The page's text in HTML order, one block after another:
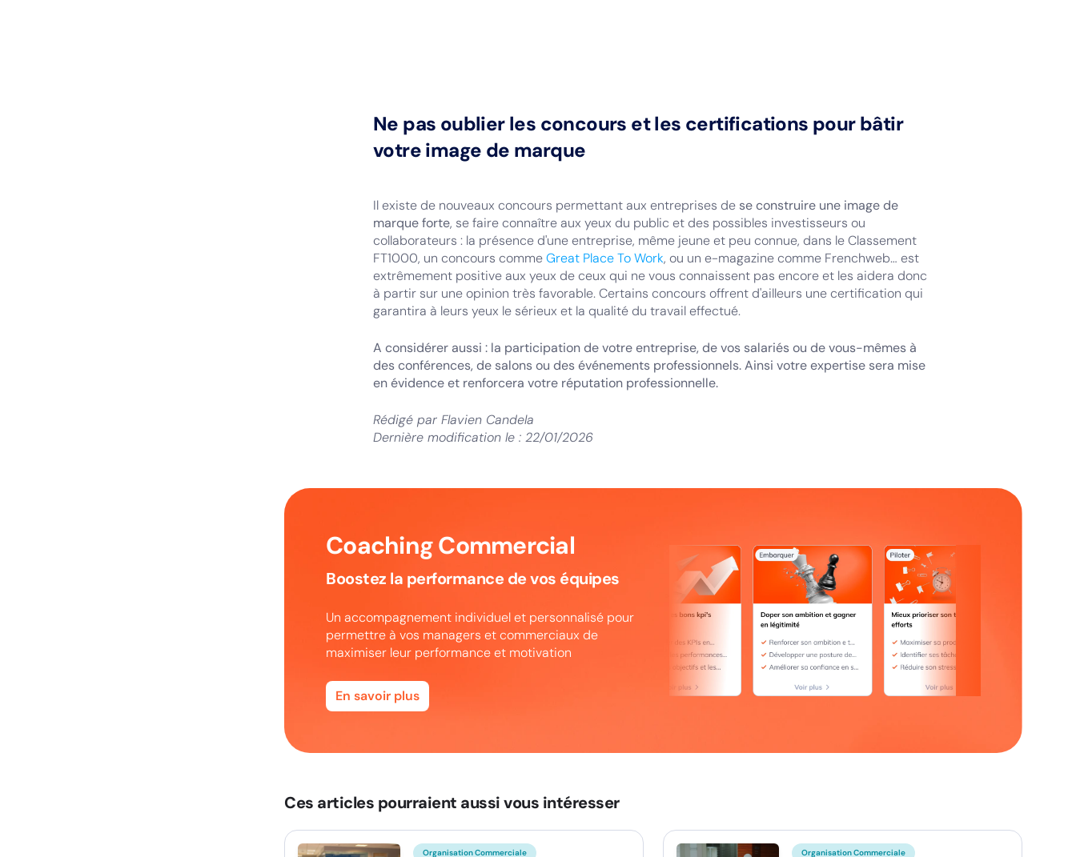
Ne pas oublier les concours et les certifications pour bâtir
votre image de marque
Il existe de nouveaux concours permettant aux entreprises de se construire une image de
marque forte, se faire connaître aux yeux du public et des possibles investisseurs ou
collaborateurs : la présence d'une entreprise, même jeune et peu connue, dans le Classement
FT1000, un concours commeGreat Place To Work, ou un e-magazine comme Frenchweb… est
extrêmement positive aux yeux de ceux qui ne vous connaissent pas encore et les aidera donc
à partir sur une opinion très favorable. Certains concours offrent d'ailleurs une certification qui
garantira à leurs yeux le sérieux et la qualité du travail effectué.
A considérer aussi : la participation de votre entreprise, de vos salariés ou de vous-mêmes à
des conférences, de salons ou des événements professionnels. Ainsi votre expertise sera mise
en évidence et renforcera votre réputation professionnelle.
Rédigé par Flavien Candela
Dernière modification le : 22/01/2026
Coaching Commercial
Boostez la performance de vos équipes
Un accompagnement individuel et personnalisé pour
permettre à vos managers et commerciaux de
maximiser leur performance et motivation
En savoir plus
Ces articles pourraient aussi vous intéresser
Organisation Commerciale Organisation Commerciale